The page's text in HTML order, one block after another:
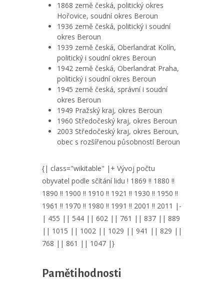
1868 země česká, politický okres
Hořovice, soudní okres Beroun
1936 země česká, politický i soudní
okres Beroun
1939 země česká, Oberlandrat Kolín,
politický i soudní okres Beroun
1942 země česká, Oberlandrat Praha,
politický i soudní okres Beroun
1945 země česká, správní i soudní
okres Beroun
1949 Pražský kraj, okres Beroun
1960 Středočeský kraj, okres Beroun
2003 Středočeský kraj, okres Beroun,
obec s rozšířenou působností Beroun
{| class="wikitable" |+ Vývoj počtu
obyvatel podle sčítání lidu ! 1869 !! 1880 !!
1890 !! 1900 !! 1910 !! 1921 !! 1930 !! 1950 !!
1961 !! 1970 !! 1980 !! 1991 !! 2001 !! 2011 |-
| 455 || 544 || 602 || 761 || 837 || 889
|| 1015 || 1002 || 1029 || 941 || 829 ||
768 || 861 || 1047 |}
Pamětihodnosti